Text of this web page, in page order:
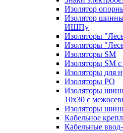
Изолятор
Изолятор
ИШПу
Изоляторы
Изоляторы
Изоляторы SM
Изоляторы SM
Изоляторы для
Изоляторы РО
Изоляторы
10х30 с
Изоляторы
Кабельное
Кабельные